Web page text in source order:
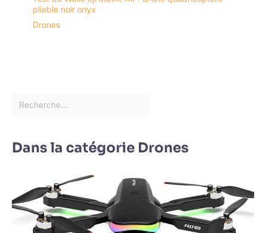
pliable noir onyx
Drones
Dans la catégorie Drones